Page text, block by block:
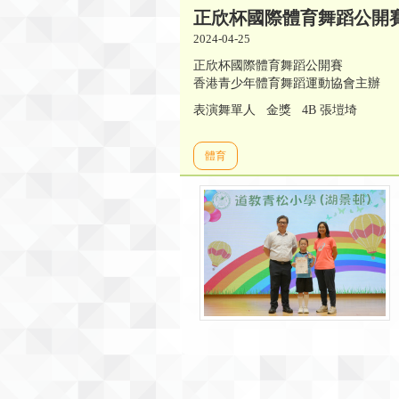
正欣杯國際體育舞蹈公開
2024-04-25
正欣杯國際體育舞蹈公開賽
香港青少年體育舞蹈運動協會主辦
表演舞單人 金獎 4B 張塏埼
體育